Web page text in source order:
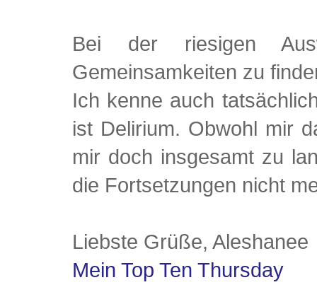
Bei der riesigen
Gemeinsamkeiten zu
Ich kenne auch
ist Delirium. Obwohl mir
mir doch insgesamt zu
die Fortsetzungen nicht
Liebste Grüße, Aleshanee
Mein Top Ten Thursday